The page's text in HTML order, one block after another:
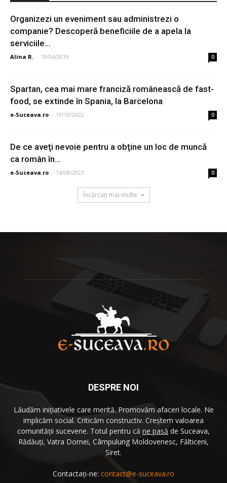
Organizezi un eveniment sau administrezi o
companie? Descoperă beneficiile de a apela la
serviciile...
Alina R. - 19/04/2019 0
Spartan, cea mai mare franciză românească de fast-
food, se extinde în Spania, la Barcelona
e-Suceava.ro - 19/10/2022 0
De ce aveţi nevoie pentru a obţine un loc de muncă
ca român în...
e-Suceava.ro - 14/08/2023 0
Încărcați mai multe
DESPRE NOI
Lăudăm iniţiativele care merită. Promovăm afaceri locale. Ne
implicăm social. Criticăm constructiv. Creştem valoarea
comunităţii sucevene. Totul pentru că ne pasă de Suceava,
Rădăuţi, Vatra Dornei, Câmpulung Moldovenesc, Fălticeni,
Siret.
Contactați-ne: contact@e-suceava.ro